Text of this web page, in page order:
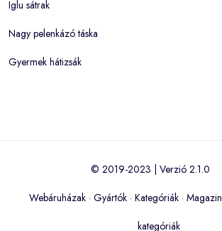
Iglu sátrak
Nagy pelenkázó táska
Gyermek hátizsák
© 2019-2023 | Verzió 2.1.0
Webáruházak · Gyártók · Kategóriák · Magazin
kategóriák